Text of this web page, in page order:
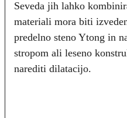
Seveda jih lahko
materiali mora biti
predelno steno Ytong in
stropom ali leseno
narediti dilatacijo.